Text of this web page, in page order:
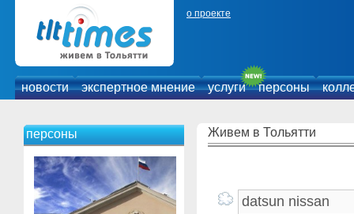
о проекте
новости экспертное мнение услуги персоны
персоны Живем в Тольятти